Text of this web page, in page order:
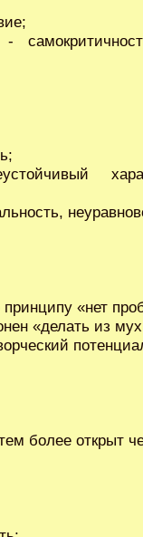
«нет
«делать из
более открыт